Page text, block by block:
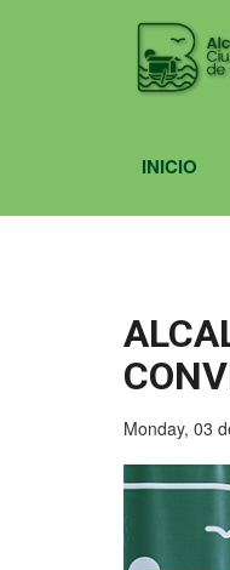
INICIO
Monday, 03